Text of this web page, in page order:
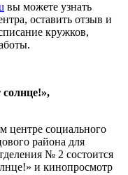
вы можете узнать
оставить отзыв и
кружков,
солнце!»,
центре социального
района для
№ 2 состоится
и кинопросмотр